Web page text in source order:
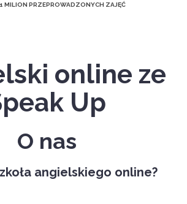
MILION PRZEPROWADZONYCH ZAJĘĆ
online ze
Up
O nas
angielskiego online?